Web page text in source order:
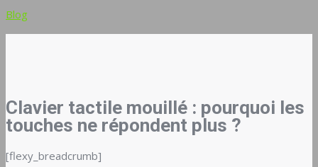
Blog
Clavier tactile mouillé : pourquoi les
touches ne répondent plus ?
[flexy_breadcrumb]